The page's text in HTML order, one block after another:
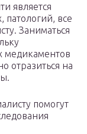
является
патологий, все
Заниматься
медикаментов
отразиться на
помогут